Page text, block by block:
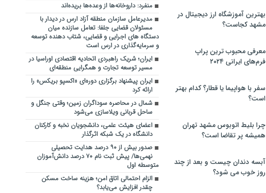
بهترین آموزشگاه ارز دیجیتال در
مشهد کجاست؟
معرفی محبوب ترین پراپ
فرم‌های ایرانی ۲۰۲۴
سفر با هواپیما یا قطار؟ کدام بهتر
است؟
چرا بلیط اتوبوس مشهد تهران
همیشه پر تقاضا است؟
آبسه دندان چیست و بعد از چند
روز خوب می‌ شود؟
منفرد: داروخانه‌ها از وعده‌ها بریده‌اند
مدیرعامل سازمان منطقه آزاد ارس در دیدار با
مسئولان قضایی جلفا: تعامل سازنده میان
دستگاه‌ های اجرایی و قضایی، شتاب‌ دهنده توسعه
و سرمایه‌گذاری در ارس است
ایران؛ شریک راهبردی اتحادیه اقتصادی اوراسیا در
مسیر توسعه تجارت و همگرایی منطقه‌ای
ایران پیشنهاد برگزاری دوره‌ای «اکسپو بریکس» را
ارائه کرد
شمال در محاصره سوداگران زمین؛ وقتی جنگل و
ساحل قربانی ویلاسازی می‌شود
اعضای هیئت علمی، دانشجویان نخبه و کارکنان
دانشگاه در یک شبکه‌ اثرگذار
صدور بیش از ۹۰ درصد هدایت تحصیلی
نهمی‌ها/ پیش ثبت نام ۷۰ درصد دانش‌آموزان
متوسطه اول
الزام احتمالی اتاق امن؛ هزینه ساخت مسکن
چقدر افزایش می‌یابد؟